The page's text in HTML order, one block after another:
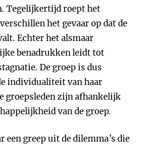
Tegelijkertijd roept het
het gevaar op dat de
Echter het alsmaar
benadrukken leidt tot
De groep is dus
individualiteit van haar
groepsleden zijn afhankelijk
van de groep.
een greep uit de dilemma’s die